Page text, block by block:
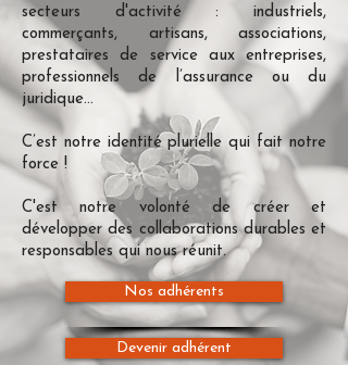
secteurs d'activité : industriels,
commerçants, artisans, associations,
prestataires de service aux entreprises,
professionnels de l’assurance ou du
juridique…
C’est notre identité plurielle qui fait notre
force !
C'est notre volonté de créer et
développer des collaborations durables et
responsables qui nous réunit.
Nos adhérents
Devenir adhérent